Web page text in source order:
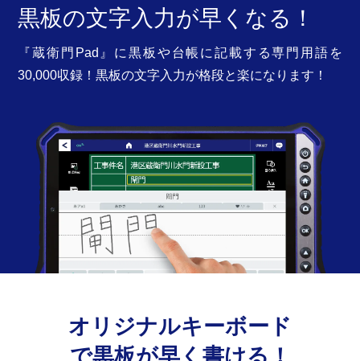
黒板の文字入力が早くなる！
『蔵衛門Pad』に黒板や台帳に記載する専門用語を
30,000収録！黒板の文字入力が格段と楽になります！
オリジナルキーボード
で黒板が早く書ける！